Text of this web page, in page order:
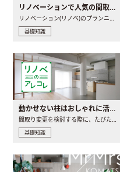
リノベーションで人気の間取りとは？トレンドの間取りと実例を徹底解説
リノベーション(リノベ)のプランニングで一番最初に決めるのは..
基礎知識
動かせない柱はおしゃれに活用！柱を魅せるリノベーション(リノベ)4選
間取り変更を検討する際に、たびたび皆さんの頭を悩ませる動か..
基礎知識